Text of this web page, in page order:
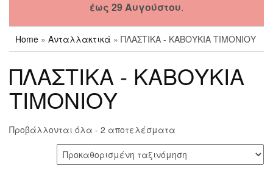
έως 29 Αυγούστου.
Home » Ανταλλακτικά » ΠΛΑΣΤΙΚΑ - ΚΑΒΟΥΚΙΑ ΤΙΜΟΝΙΟΥ
ΠΛΑΣΤΙΚΑ - ΚΑΒΟΥΚΙΑ
ΤΙΜΟΝΙΟΥ
Προβάλλονται όλα - 2 αποτελέσματα